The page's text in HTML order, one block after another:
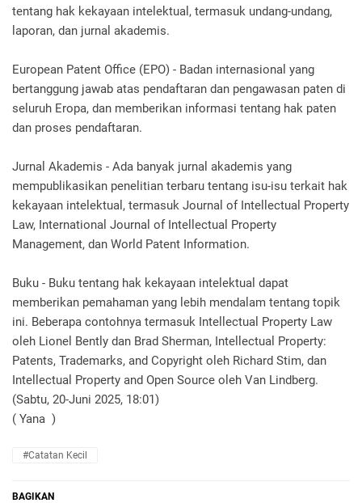
tentang hak kekayaan intelektual, termasuk undang-undang,
laporan, dan jurnal akademis.
European Patent Office (EPO) - Badan internasional yang
bertanggung jawab atas pendaftaran dan pengawasan paten di
seluruh Eropa, dan memberikan informasi tentang hak paten
dan proses pendaftaran.
Jurnal Akademis - Ada banyak jurnal akademis yang
mempublikasikan penelitian terbaru tentang isu-isu terkait hak
kekayaan intelektual, termasuk Journal of Intellectual Property
Law, International Journal of Intellectual Property
Management, dan World Patent Information.
Buku - Buku tentang hak kekayaan intelektual dapat
memberikan pemahaman yang lebih mendalam tentang topik
ini. Beberapa contohnya termasuk Intellectual Property Law
oleh Lionel Bently dan Brad Sherman, Intellectual Property:
Patents, Trademarks, and Copyright oleh Richard Stim, dan
Intellectual Property and Open Source oleh Van Lindberg.
(Sabtu, 20-Juni 2025, 18:01)
( Yana )
#Catatan Kecil
BAGIKAN